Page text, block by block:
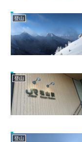
登山
登山
登山